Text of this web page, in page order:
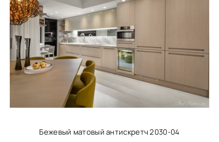
Бежевый матовый антискретч 2030-04